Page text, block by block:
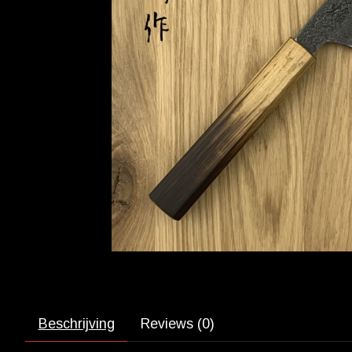
Beschrijving Reviews (0)